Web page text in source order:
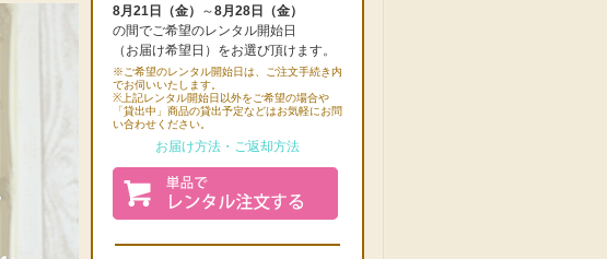
8月21日（金）
～8月28日（金）
の間でご希望のレンタル開始日
（お届け希望日）をお選び頂けます。
※ご希望のレンタル開始日は、ご注文手続き内
でお伺いいたします。
※上記レンタル開始日以外をご希望の場合や
「貸出中」商品の貸出予定などはお気軽にお問
い合わせください。
お届け方法・ご返却方法